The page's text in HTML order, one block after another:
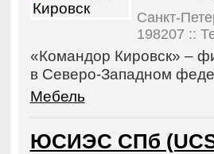
Санкт-
198207 ::
«Командор Кировск» –
в Северо-Западном
Мебель
ЮСИЭС СПб